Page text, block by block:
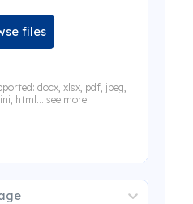
files
docx, xlsx, pdf, jpeg,
html... see more